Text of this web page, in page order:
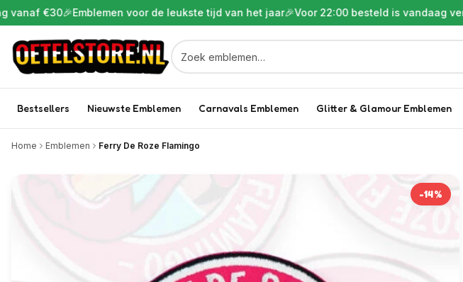
🎉Emblemen voor de leukste tijd van het jaar🎉Voor 22:00 besteld is vandaag verwerkt🎉
Bestsellers Nieuwste Emblemen Carnavals Emblemen Glitter & Glamour Emblemen
Home Emblemen Ferry De Roze Flamingo
-14%